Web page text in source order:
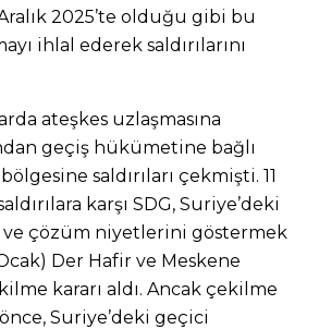
2025’te olduğu gibi bu
ihlal ederek saldırılarını
ateşkes uzlaşmasına
geçiş hükümetine bağlı
saldırıları çekmişti. 11
karşı SDG, Suriye’deki
çözüm niyetlerini göstermek
Der Hafir ve Meskene
kararı aldı. Ancak çekilme
Suriye’deki geçici